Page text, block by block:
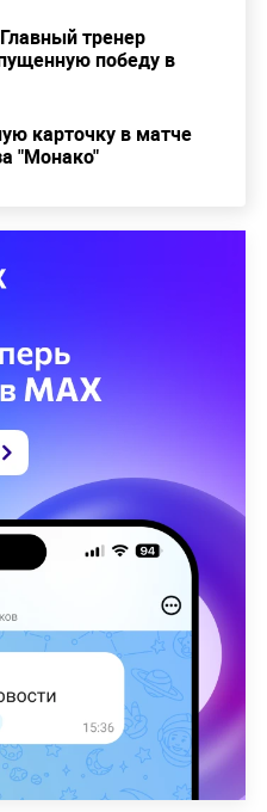
тренер
победу в
карточку в матче
"Монако"